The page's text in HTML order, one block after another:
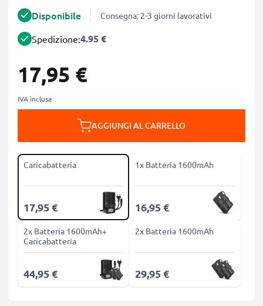
Disponibile Consegna: 2-3 giorni lavorativi
Spedizione:4.95 €
17,95 €
IVA inclusa
AGGIUNGI AL CARRELLO
Caricabatteria
17,95 €
1x Batteria 1600mAh
16,95 €
2x Batteria 1600mAh+
Caricabatteria
44,95 €
2x Batteria 1600mAh
29,95 €